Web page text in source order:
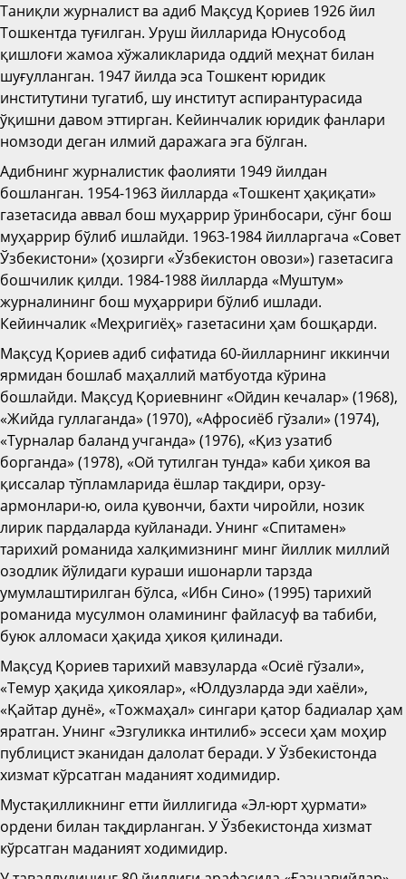
Таниқли журналист ва адиб Мақсуд Қориев 1926 йил
Тошкентда туғилган. Уруш йилларида Юнусобод
қишлоғи жамоа хўжаликларида оддий меҳнат билан
шуғулланган. 1947 йилда эса Тошкент юридик
институтини тугатиб, шу институт аспирантурасида
ўқишни давом эттирган. Кейинчалик юридик фанлари
номзоди деган илмий даражага эга бўлган.
Адибнинг журналистик фаолияти 1949 йилдан
бошланган. 1954-1963 йилларда «Тошкент ҳақиқати»
газетасида аввал бош муҳаррир ўринбосари, сўнг бош
муҳаррир бўлиб ишлайди. 1963-1984 йилларгача «Совет
Ўзбекистони» (ҳозирги «Ўзбекистон овози») газетасига
бошчилик қилди. 1984-1988 йилларда «Муштум»
журналининг бош муҳаррири бўлиб ишлади.
Кейинчалик «Меҳригиёҳ» газетасини ҳам бошқарди.
Мақсуд Қориев адиб сифатида 60-йилларнинг иккинчи
ярмидан бошлаб маҳаллий матбуотда кўрина
бошлайди. Мақсуд Қориевнинг «Ойдин кечалар» (1968),
«Жийда гуллаганда» (1970), «Афросиёб гўзали» (1974),
«Турналар баланд учганда» (1976), «Қиз узатиб
борганда» (1978), «Ой тутилган тунда» каби ҳикоя ва
қиссалар тўпламларида ёшлар тақдири, орзу-
армонлари-ю, оила қувончи, бахти чиройли, нозик
лирик пардаларда куйланади. Унинг «Спитамен»
тарихий романида халқимизнинг минг йиллик миллий
озодлик йўлидаги кураши ишонарли тарзда
умумлаштирилган бўлса, «Ибн Сино» (1995) тарихий
романида мусулмон оламининг файласуф ва табиби,
буюк алломаси ҳақида ҳикоя қилинади.
Мақсуд Қориев тарихий мавзуларда «Осиё гўзали»,
«Темур ҳақида ҳикоялар», «Юлдузларда эди хаёли»,
«Қайтар дунё», «Тожмаҳал» сингари қатор бадиалар ҳам
яратган. Унинг «Эзгуликка интилиб» эссеси ҳам моҳир
публицист эканидан далолат беради. У Ўзбекистонда
хизмат кўрсатган маданият ходимидир.
Мустақилликнинг етти йиллигида «Эл-юрт ҳурмати»
ордени билан тақдирланган. У Ўзбекистонда хизмат
кўрсатган маданият ходимидир.